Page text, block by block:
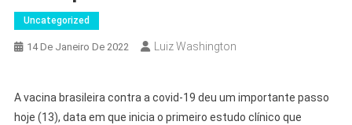
Uncategorized
14 De Janeiro De 2022 Luiz Washington
A vacina brasileira contra a covid-19 deu um importante passo
hoje (13), data em que inicia o primeiro estudo clínico que